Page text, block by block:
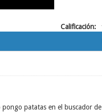
Calificación:
patatas en el buscador de